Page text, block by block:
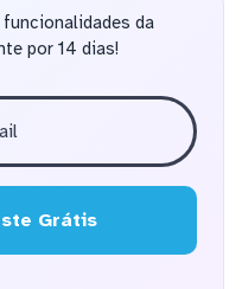
da
por 14 dias!
Grátis